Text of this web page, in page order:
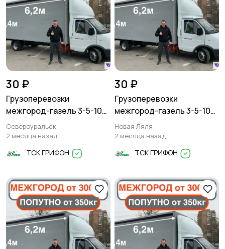
Организация
праздников
Фото- и видеосъемка
Изготовление на
заказ
Продукты питания
Уход за животными Юридические услуги
Другое
30 ₽
Грузоперевозки
межгород-газель 3-5-10
тонн
Североуральск
2 месяца назад
ТСК ГРИФОН
30 ₽
Грузоперевозки
межгород-газель 3-5-10
тонн
Новая Ляля
2 месяца назад
ТСК ГРИФОН